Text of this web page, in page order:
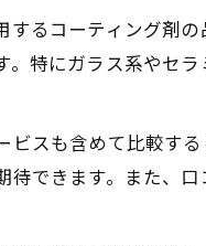
るポイントと口コミ
グ施工満足度の決め
グ施行前に確認すべ
ためのカーコーティ
るコーティング剤
特にガラス系やセ
スも含めて比較す
できます。また、
にお問い合わせください
にお問い合わせください